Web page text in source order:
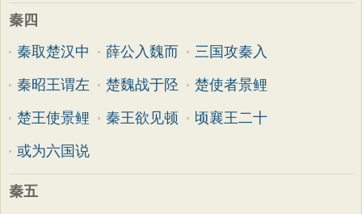
秦四
秦取楚汉中
薛公入魏而 三国攻秦入
秦昭王谓左 楚魏战于陉 楚使者景鲤
楚王使景鲤 秦王欲见顿 顷襄王二十
或为六国说
秦五